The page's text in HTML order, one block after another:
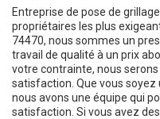
Entreprise de pose de
propriétaires les plus
74470, nous sommes un
travail de qualité à un prix
votre contrainte, nous
satisfaction. Que vous
nous avons une équipe qui
satisfaction. Si vous avez